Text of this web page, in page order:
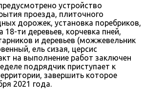
устройство
проезда, плиточного
дорожек, установка поребриков,
18-ти деревьев, корчевка пней,
и деревьев (можжевельник
ель сизая, церсис
на выполнение работ заключен
подрядчик приступает к
завершить которое
2021 года.